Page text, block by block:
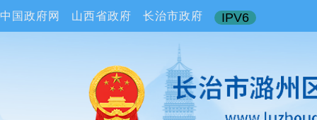
中国政府网 山西省政府 长治市政府 IPV6